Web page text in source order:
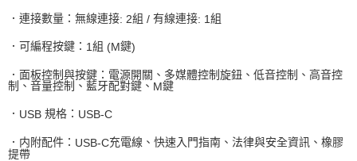
．連接數量：無線連接: 2組 / 有線連接: 1組
．可編程按鍵： 1組 (M鍵)
．面板控制與按鍵：電源開關、多媒體控制旋鈕、低音控制、高音控
制、音量控制、藍牙配對鍵、 M鍵
． USB 規格： USB-C
．内附配件： USB-C充電線、快速入門指南、法律與安全資訊、橡膠
提帶